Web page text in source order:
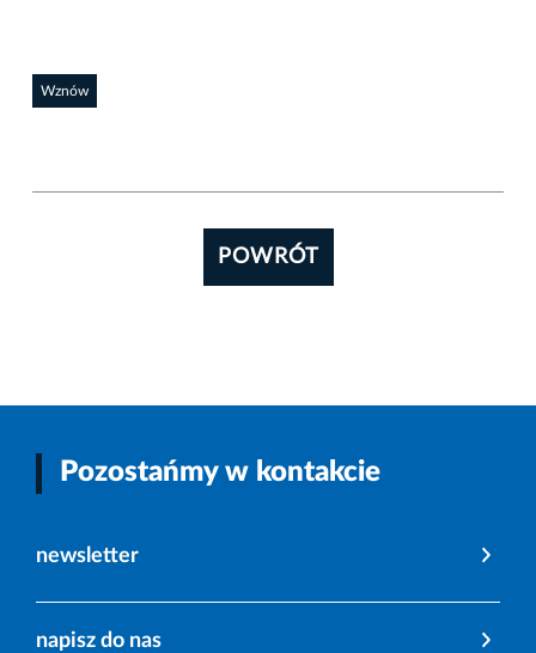
Wznów
POWRÓT
Pozostańmy w kontakcie
newsletter
napisz do nas